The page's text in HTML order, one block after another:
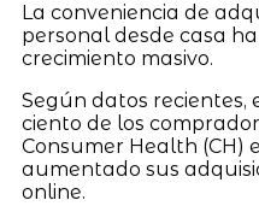
La conveniencia de
personal desde casa
crecimiento masivo.
Según datos
ciento de los
Consumer Health (CH)
aumentado sus
online.